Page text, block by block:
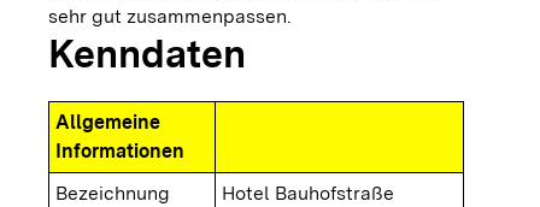
sehr gut zusammenpassen.
Kenndaten
Allgemeine
Informationen
Bezeichnung
Hotel Bauhofstraße